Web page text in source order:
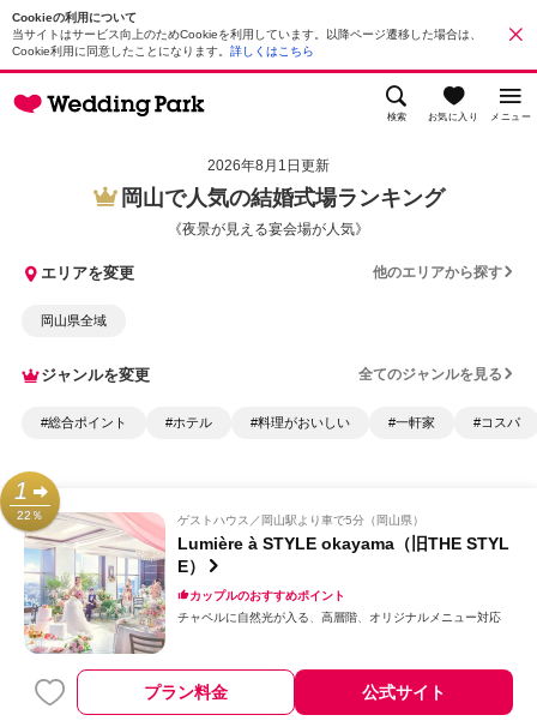
Cookieの利用について
当サイトはサービス向上のためCookieを利用しています。以降ページ遷移した場合は、
Cookie利用に同意したことになります。 詳しくはこちら
検索 お気に入り メニュー
2026年8月1日更新
岡山で人気の結婚式場ランキング
《夜景が見える宴会場が人気》
エリアを変更 他のエリアから探す
岡山県全域
ジャンルを変更 全てのジャンルを見る
#総合ポイント #ホテル #料理がおいしい #一軒家 #コスパ
1
22％ ゲストハウス 岡山駅より車で5分（岡山県）
Lumière à STYLE okayama（旧THE STYL
E）
カップルのおすすめポイント
チャペルに自然光が入る
高層階 オリジナルメニュー対応
プラン料金 公式サイト